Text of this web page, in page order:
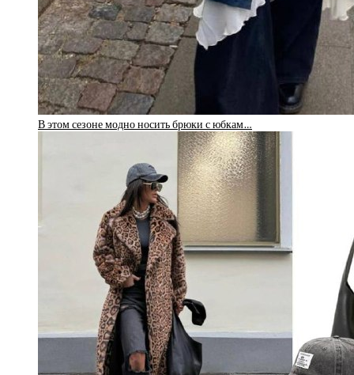
В этом сезоне модно носить брюки с юбкам…